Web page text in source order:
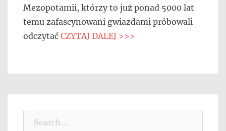
Mezopotamii, którzy to już ponad 5000 lat
temu zafascynowani gwiazdami próbowali
odczytać CZYTAJ DALEJ >>>